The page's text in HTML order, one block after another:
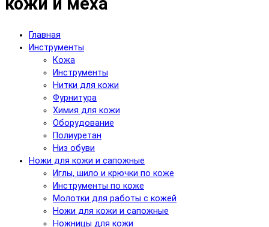
Главная
Инструменты
Кожа
Инструменты
Нитки для кожи
Фурнитура
Химия для кожи
Оборудование
Полиуретан
Низ обуви
Ножи для кожи и сапожные
Иглы, шило и крючки по коже
Инструменты по коже
Молотки для работы с кожей
Ножи для кожи и сапожные
Ножницы для кожи